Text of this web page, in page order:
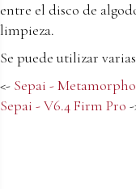
entre el disco de
limpieza.
Se puede utilizar
<- Sepai -
Sepai - V6.4 Firm Pro